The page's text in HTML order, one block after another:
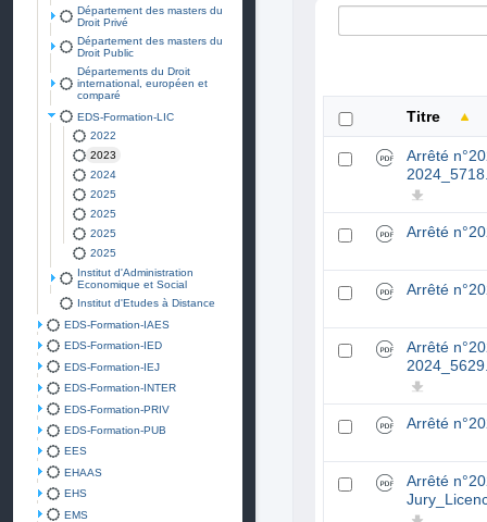
Département des masters du
Droit Privé
Département des masters du
Droit Public
Départements du Droit
international, européen et
comparé
EDS-Formation-LIC
2022
2023
2024
2025
2025
2025
2025
Institut d'Administration
Economique et Social
Institut d'Etudes à Distance
EDS-Formation-IAES
EDS-Formation-IED
EDS-Formation-IEJ
EDS-Formation-INTER
EDS-Formation-PRIV
EDS-Formation-PUB
EES
EHAAS
EHS
EMS
Titre
Arrêté
Arrêté
Arrêté
Arrêté
Arrêté
Arrêté